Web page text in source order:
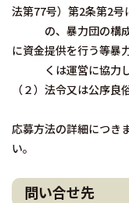
法第77号）第2条第2号
の、暴力団の構成
に資金提供を行う等暴
くは運営に協力し
（２）法令又は公序良
応募方法の詳細につき
い。
問い合せ先